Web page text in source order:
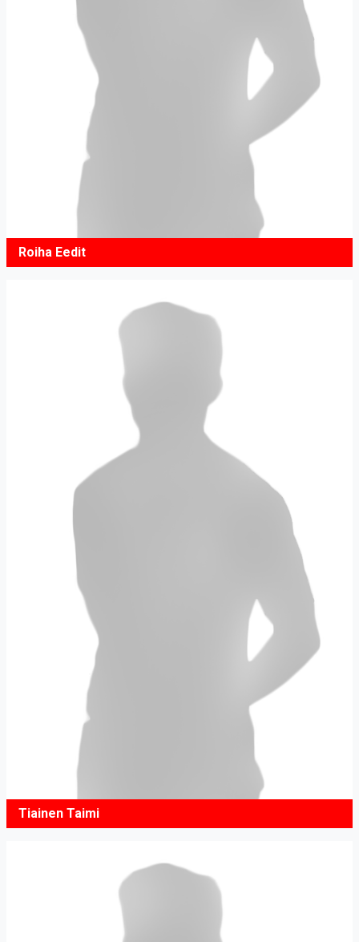
Roiha Eedit
Tiainen Taimi